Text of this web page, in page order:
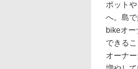
ポット
へ。島
bikeオ
できる
オーナ